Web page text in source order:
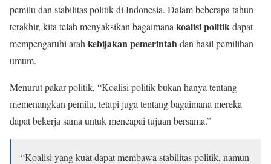
pemilu dan stabilitas politik di Indonesia. Dalam beberapa tahun
terakhir, kita telah menyaksikan bagaimana koalisi politik dapat
mempengaruhi arah kebijakan pemerintah dan hasil pemilihan
umum.
Menurut pakar politik, “Koalisi politik bukan hanya tentang
memenangkan pemilu, tetapi juga tentang bagaimana mereka
dapat bekerja sama untuk mencapai tujuan bersama.”
“Koalisi yang kuat dapat membawa stabilitas politik, namun